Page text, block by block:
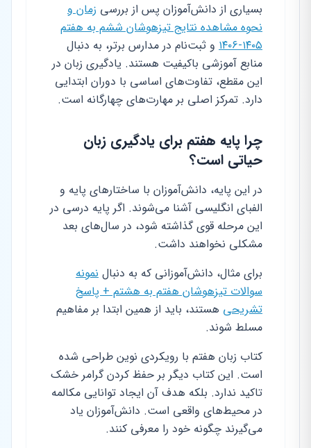
بسیاری از دانش‌آموزان پس از بررسی زمان و
نحوه مشاهده نتایج تیزهوشان ششم به هفتم
۱۴۰۵-۱۴۰۶
و ثبت‌نام در مدارس برتر، به دنبال
منابع آموزشی باکیفیت هستند. یادگیری زبان در
این مقطع، تفاوت‌های اساسی با دوران ابتدایی
دارد. تمرکز اصلی بر مهارت‌های چهارگانه است.
چرا پایه هفتم برای یادگیری زبان
حیاتی است؟
در این پایه، دانش‌آموزان با ساختارهای پایه و
الفبای انگلیسی آشنا می‌شوند. اگر پایه درسی در
این مرحله قوی گذاشته شود، در سال‌های بعد
مشکلی نخواهند داشت.
برای مثال، دانش‌آموزانی که به دنبال نمونه
سوالات تیزهوشان هفتم به هشتم + پاسخ
تشریحی هستند، باید از همین ابتدا بر مفاهیم
مسلط شوند.
کتاب زبان هفتم با رویکردی نوین طراحی شده
است. این کتاب دیگر بر حفظ کردن گرامر خشک
تاکید ندارد. بلکه هدف آن ایجاد توانایی مکالمه
در محیط‌های واقعی است. دانش‌آموزان یاد
می‌گیرند چگونه خود را معرفی کنند.